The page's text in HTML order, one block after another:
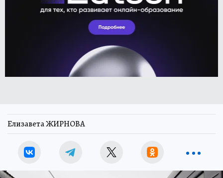
Елизавета ЖИРНОВА